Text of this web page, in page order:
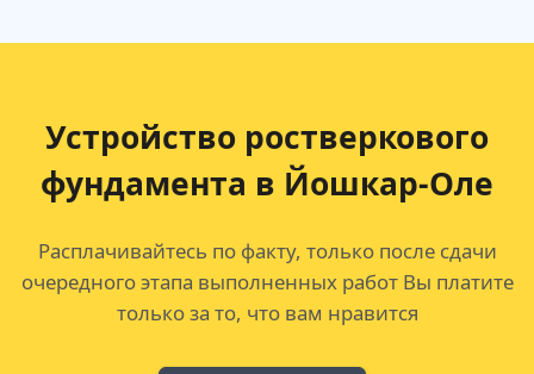
Устройство ростверкового
фундамента в Йошкар-Оле
Расплачивайтесь по факту, только после сдачи
очередного этапа выполненных работ Вы платите
только за то, что вам нравится